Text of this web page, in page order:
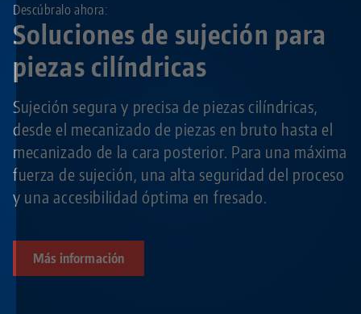
Soluciones de sujeción para
piezas cilíndricas
Descúbralo ahora:
Sujeción segura y precisa de piezas cilíndricas,
desde el mecanizado de piezas en bruto hasta el
mecanizado de la cara posterior. Para una máxima
fuerza de sujeción, una alta seguridad del proceso
y una accesibilidad óptima en fresado.
Más información